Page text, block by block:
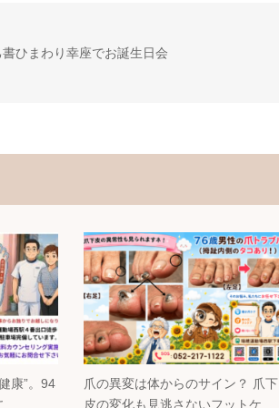
書ひまわり幸座でお誕生日会
康”。94
…
爪の異変は体からのサイン？ 爪下
皮の変化も見逃さないフットケ…